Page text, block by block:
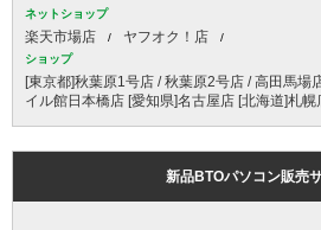
ネットショップ
楽天市場店 ヤフオク！店
ショップ
[東京都]秋葉原1号店 / 秋葉原2号店 / 高田馬場
イル館日本橋店 [愛知県]名古屋店 [北海道]札幌
新品BTOパソコン販売